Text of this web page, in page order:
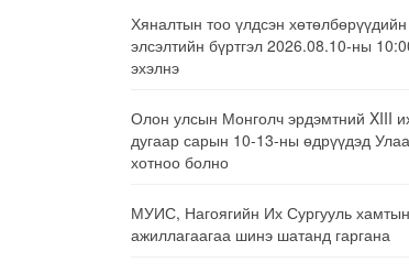
Хяналтын тоо үлдсэн
элсэлтийн бүртгэл 2026.08.10-ны
эхэлнэ
Олон улсын Монголч эрдэмтний XIII
дугаар сарын 10-13-ны өдрүүдэд
хотноо болно
МУИС, Нагоягийн Их Сургууль хамтын
ажиллагаагаа шинэ шатанд гаргана